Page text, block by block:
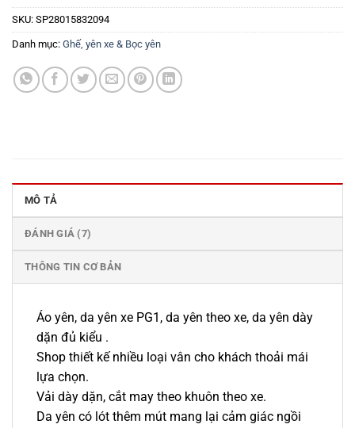
SKU: SP28015832094
Danh mục: Ghế, yên xe & Bọc yên
MÔ TẢ
ĐÁNH GIÁ (7)
THÔNG TIN CƠ BẢN
Áo yên, da yên xe PG1, da yên theo xe, da yên dày
dặn đủ kiểu .
Shop thiết kế nhiều loại vân cho khách thoải mái
lựa chọn.
Vải dày dặn, cắt may theo khuôn theo xe.
Da yên có lót thêm mút mang lại cảm giác ngồi